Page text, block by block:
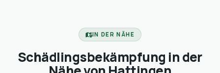
IN DER NÄHE
Schädlingsbekämpfung in der